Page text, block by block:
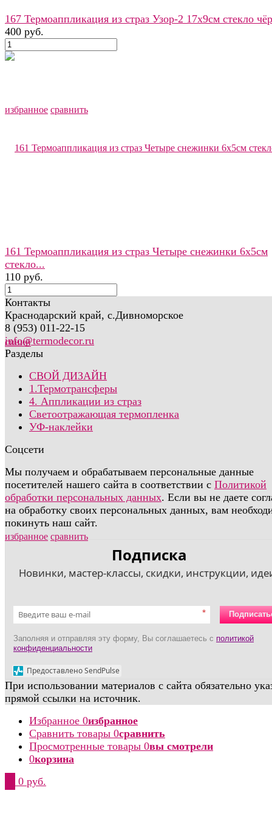
избранное сравнить
167 Термоаппликация из страз Узор-2 17х9см стекло
400 руб.
избранное сравнить
161 Термоаппликация из страз Четыре снежинки 6х5см
стекло...
110 руб.
Контакты
Краснодарский край, с.Дивноморское
8 (953) 011-22-15
info@termodecor.ru
Разделы
СВОЙ ДИЗАЙН
1.Термотрансферы
4. Аппликации из страз
Светоотражающая термопленка
УФ-наклейки
Соцсети
Мы получаем и обрабатываем персональные данные
посетителей нашего сайта в соответствии с Политикой
обработки персональных данных. Если вы не даете
на обработку своих персональных данных, вам
покинуть наш сайт.
Подписка
Новинки, мастер-классы, скидки, инструкции,
*
Заполняя и отправляя эту форму, Вы соглашаетесь с политикой
конфиденциальности
Предоставлено SendPulse
При использовании материалов с сайта обязательно
прямой ссылки на источник.
Избранное 0избранное
Сравнить товары 0сравнить
Просмотренные товары 0вы смотрели
0корзина
0 руб.